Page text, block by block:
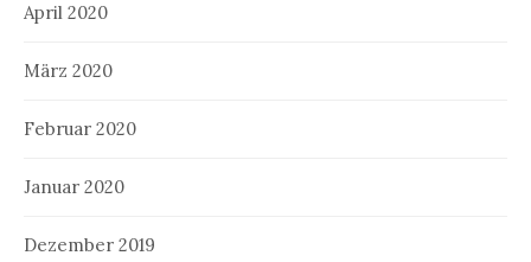
April 2020
März 2020
Februar 2020
Januar 2020
Dezember 2019